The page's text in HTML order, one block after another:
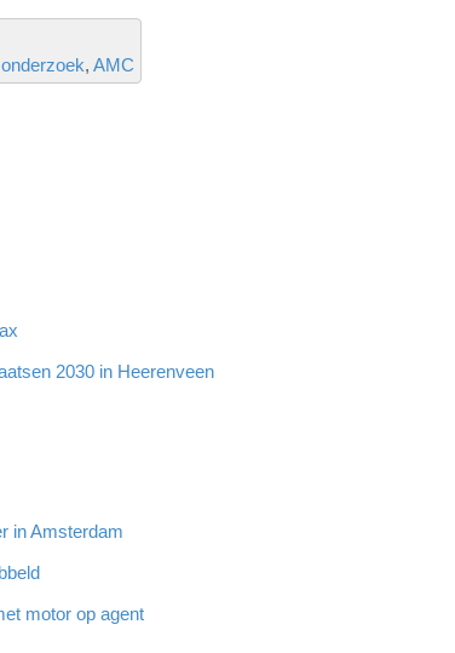
onderzoek AMC
2030 in Heerenveen
in Amsterdam
motor op agent